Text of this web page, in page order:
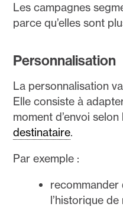
Les campagnes
parce qu’elles sont
Personnalisation
La personnalisation
Elle consiste à
moment d’envoi
destinataire.
Par exemple :
recommander
l’historique